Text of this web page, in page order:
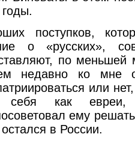
поступков,
о «русских»,
по меньшей
недавно ко мне
или
себя как евреи,
ему
в России.